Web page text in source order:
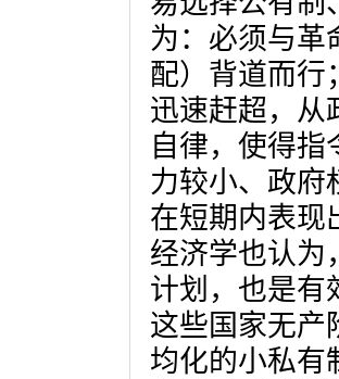
为：必须与革
配）背道而行
迅速赶超，从
自律，使得
力较小、政府
在短期内表现
经济学也认为
计划，也是有
这些国家无产
均化的小私有